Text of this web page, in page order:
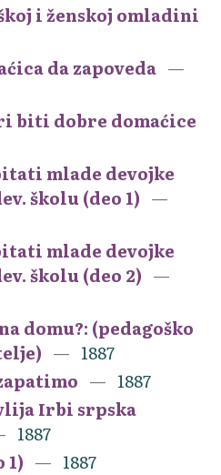
i ženskoj omladini
da zapoveda
biti dobre domaćice
mlade devojke
školu (deo 1)
mlade devojke
školu (deo 2)
domu?: (pedagoško
1887
1887
Irbi srpska
1887
1)
1887